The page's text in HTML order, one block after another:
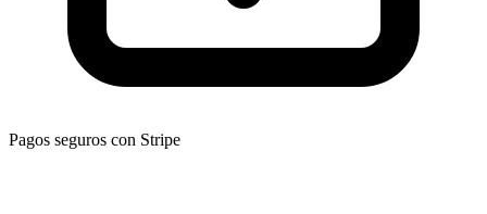
Pagos seguros con Stripe